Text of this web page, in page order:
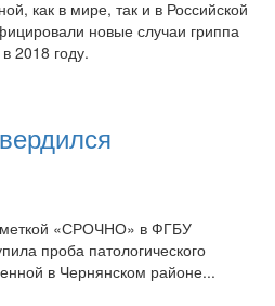
как в мире, так и в Российской
новые случаи гриппа
2018 году.
«СРОЧНО» в ФГБУ
проба патологического
в Чернянском районе...